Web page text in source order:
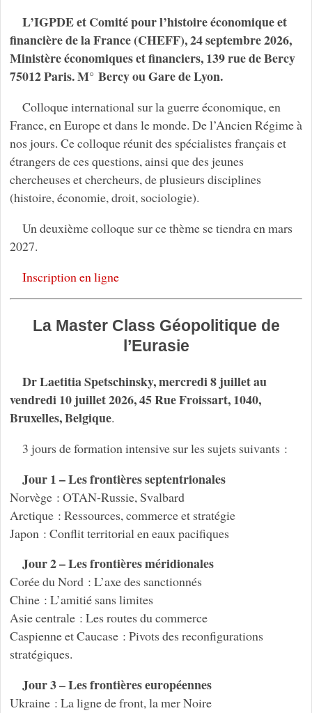
L’IGPDE et Comité pour l’histoire économique et
financière de la France (CHEFF), 24 septembre 2026,
Ministère économiques et financiers, 139 rue de Bercy
75012 Paris. M° Bercy ou Gare de Lyon.
Colloque international sur la guerre économique, en
France, en Europe et dans le monde. De l’Ancien Régime à
nos jours. Ce colloque réunit des spécialistes français et
étrangers de ces questions, ainsi que des jeunes
chercheuses et chercheurs, de plusieurs disciplines
(histoire, économie, droit, sociologie).
Un deuxième colloque sur ce thème se tiendra en mars
2027.
Inscription en ligne
La Master Class Géopolitique de
l’Eurasie
Dr Laetitia Spetschinsky, mercredi 8 juillet au
vendredi 10 juillet 2026, 45 Rue Froissart, 1040,
Bruxelles, Belgique.
3 jours de formation intensive sur les sujets suivants :
Jour 1 – Les frontières septentrionales
Norvège : OTAN-Russie, Svalbard
Arctique : Ressources, commerce et stratégie
Japon : Conflit territorial en eaux pacifiques
Jour 2 – Les frontières méridionales
Corée du Nord : L’axe des sanctionnés
Chine : L’amitié sans limites
Asie centrale : Les routes du commerce
Caspienne et Caucase : Pivots des reconfigurations
stratégiques.
Jour 3 – Les frontières européennes
Ukraine : La ligne de front, la mer Noire